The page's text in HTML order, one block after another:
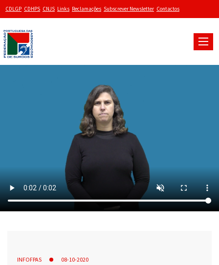
CDLGP CDHPS CNJS Links Reclamações Subscrever Newsletter Contactos
Toggle
INFOFPAS 08-10-2020